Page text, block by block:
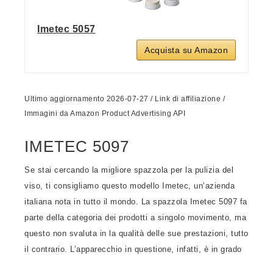
Imetec 5057
Acquista su Amazon
Ultimo aggiornamento 2026-07-27 / Link di affiliazione /
Immagini da Amazon Product Advertising API
IMETEC 5097
Se stai cercando la migliore spazzola per la pulizia del
viso, ti consigliamo questo modello Imetec, un’azienda
italiana nota in tutto il mondo. La spazzola Imetec 5097 fa
parte della categoria dei prodotti a singolo movimento, ma
questo non svaluta in la qualità delle sue prestazioni, tutto
il contrario. L’apparecchio in questione, infatti, è in grado